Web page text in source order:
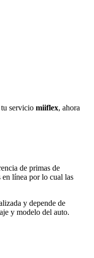
servicio miiflex, ahora
de primas de
en línea por lo cual las
y depende de
y modelo del auto.